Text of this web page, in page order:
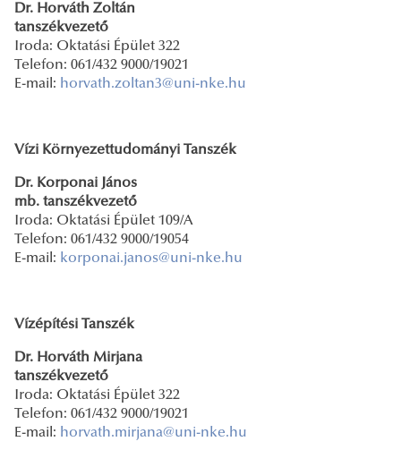
Dr. Horváth Zoltán
tanszékvezető
Iroda: Oktatási Épület 322
Telefon: 061/432 9000/19021
E-mail: horvath.zoltan3@uni-nke.hu
Vízi Környezettudományi Tanszék
Dr. Korponai János
mb. tanszékvezető
Iroda: Oktatási Épület 109/A
Telefon: 061/432 9000/19054
E-mail: korponai.janos@uni-nke.hu
Vízépítési Tanszék
Dr. Horváth Mirjana
tanszékvezető
Iroda: Oktatási Épület 322
Telefon: 061/432 9000/19021
E-mail: horvath.mirjana@uni-nke.hu